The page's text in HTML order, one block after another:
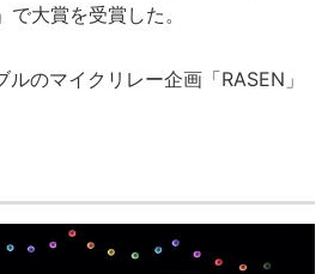
大賞を受賞した。
のマイクリレー企画「RASEN」